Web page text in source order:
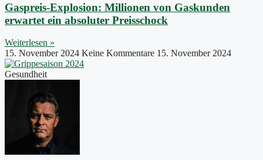
Gaspreis-Explosion: Millionen von Gaskunden
erwartet ein absoluter Preisschock
Weiterlesen »
15. November 2024 Keine Kommentare 15. November 2024
Gesundheit